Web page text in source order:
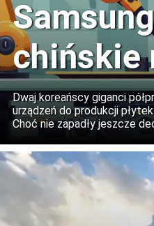
chińskie
Dwaj koreańscy giganci
urządzeń do produkcji
Choć nie zapadły jeszcze
eksportowych dotyczących